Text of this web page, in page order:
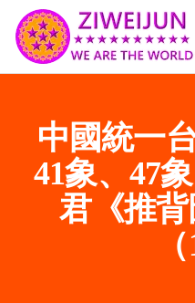
中國統一
41象、47
君《推